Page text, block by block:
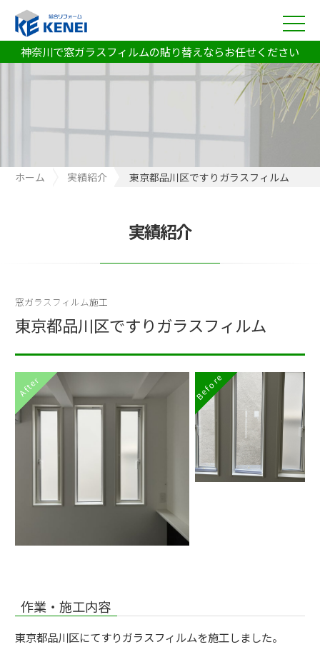
神奈川で窓ガラスフィルムの貼り替えならお任せください
ホーム 実績紹介 東京都品川区ですりガラスフィルム
実績紹介
窓ガラスフィルム施工
東京都品川区ですりガラスフィルム
After Before
作業・施工内容
東京都品川区にてすりガラスフィルムを施工しました。